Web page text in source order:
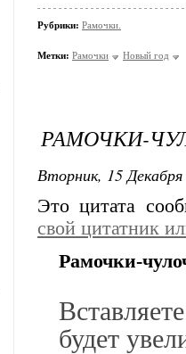
Рубрики: Рамочки.
Метки: Рамочки Новый год
РАМОЧКИ-
Вторник, 15
Это цитата
свой цитатник
Рамочки-
будет